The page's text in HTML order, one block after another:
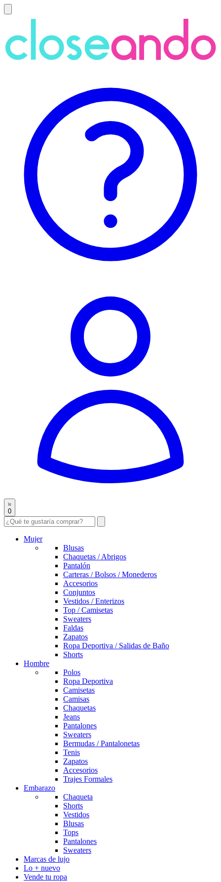
0
Mujer
Blusas
Chaquetas / Abrigos
Pantalón
Carteras / Bolsos / Monederos
Accesorios
Conjuntos
Vestidos / Enterizos
Top / Camisetas
Sweaters
Faldas
Zapatos
Ropa Deportiva / Salidas de Baño
Shorts
Hombre
Polos
Ropa Deportiva
Camisetas
Camisas
Chaquetas
Jeans
Pantalones
Sweaters
Bermudas / Pantalonetas
Tenis
Zapatos
Accesorios
Trajes Formales
Embarazo
Chaqueta
Shorts
Vestidos
Blusas
Tops
Pantalones
Sweaters
Marcas de lujo
Lo + nuevo
Vende tu ropa